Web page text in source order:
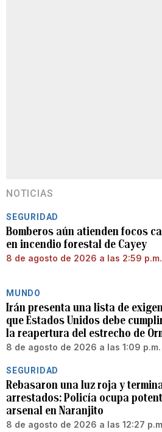
NOTICIAS
SEGURIDAD
Bomberos aún atienden focos
en incendio forestal de Cayey
8 de agosto de 2026 a las 2:59 p.m.
MUNDO
Irán presenta una lista de
que Estados Unidos debe
la reapertura del estrecho de
8 de agosto de 2026 a las 1:09 p.m.
SEGURIDAD
Rebasaron una luz roja y
arrestados: Policía ocupa
arsenal en Naranjito
8 de agosto de 2026 a las 12:27